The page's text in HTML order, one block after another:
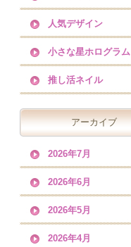
人気デザイン
小さな星ホログラム
推し活ネイル
アーカイブ
2026年7月
2026年6月
2026年5月
2026年4月